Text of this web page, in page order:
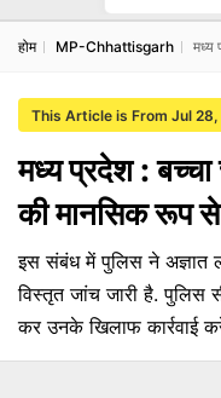
होम MP-Chhattisgarh मध्य
This Article is From Jul 28,
मध्य प्रदेश :
की मानसिक रूप से
इस संबंध में पुलिस ने अज्ञात
विस्तृत जांच जारी है. पुलिस
कर उनके खिलाफ कार्रवाई